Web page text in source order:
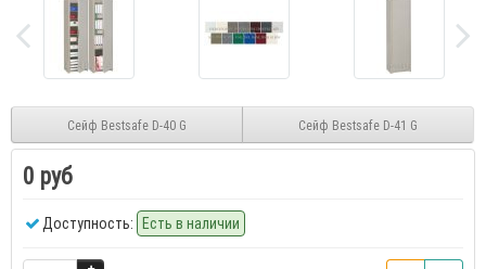
Сейф Bestsafe D-40 G Сейф Bestsafe D-41 G
0 руб
Доступность: Есть в наличии